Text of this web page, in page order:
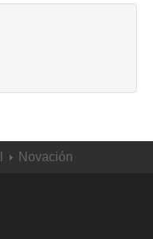
Novación